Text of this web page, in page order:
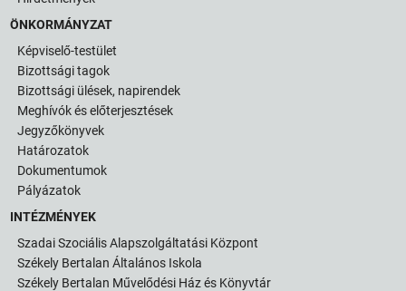
ÖNKORMÁNYZAT
Képviselő-testület
Bizottsági tagok
Bizottsági ülések, napirendek
Meghívók és előterjesztések
Jegyzőkönyvek
Határozatok
Dokumentumok
Pályázatok
INTÉZMÉNYEK
Szadai Szociális Alapszolgáltatási Központ
Székely Bertalan Általános Iskola
Székely Bertalan Művelődési Ház és Könyvtár